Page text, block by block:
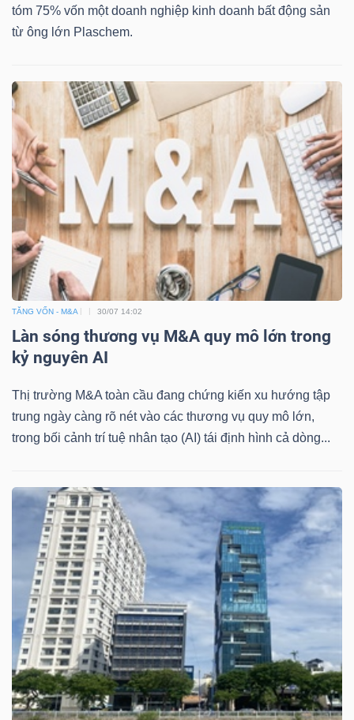
tóm 75% vốn một doanh nghiệp kinh doanh bất động sản
từ ông lớn Plaschem.
TĂNG VỐN - M&A 30/07 14:02
Làn sóng thương vụ M&A quy mô lớn trong
kỷ nguyên AI
Thị trường M&A toàn cầu đang chứng kiến xu hướng tập
trung ngày càng rõ nét vào các thương vụ quy mô lớn,
trong bối cảnh trí tuệ nhân tạo (AI) tái định hình cả dòng...
chính
Công
cụ
đầu
tư
Truyền
thông
tài
chính
Dữ